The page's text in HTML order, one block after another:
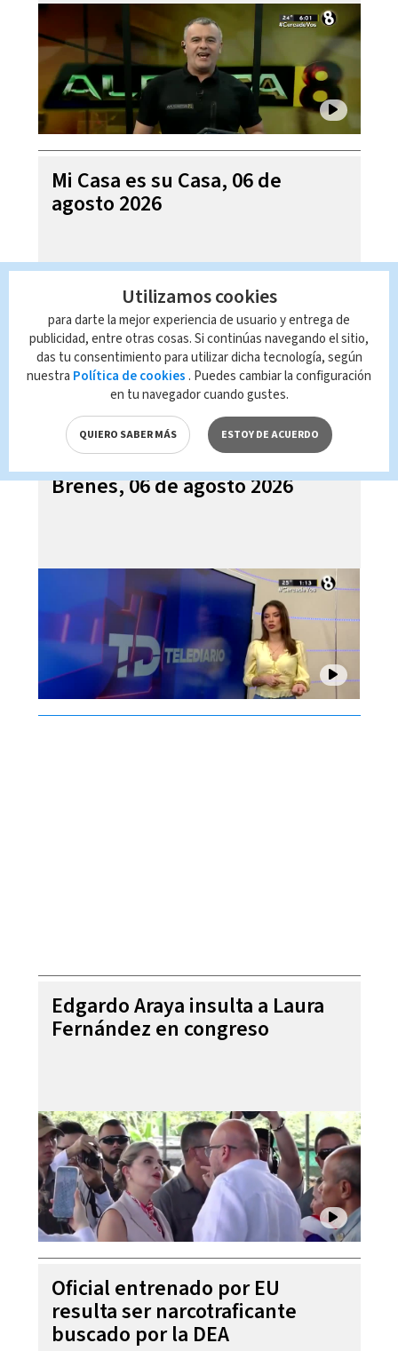
Mi Casa es su Casa, 06 de
agosto 2026
Telediario En Directo con Paula
Brenes, 06 de agosto 2026
Edgardo Araya insulta a Laura
Fernández en congreso
Oficial entrenado por EU
resulta ser narcotraficante
buscado por la DEA
Utilizamos cookies
para darte la mejor experiencia de usuario y entrega de
publicidad, entre otras cosas. Si continúas navegando el sitio,
das tu consentimiento para utilizar dicha tecnología, según
nuestra Política de cookies . Puedes cambiar la configuración
en tu navegador cuando gustes.
QUIERO SABER MÁS ESTOY DE ACUERDO